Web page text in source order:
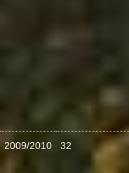
2009/2010 32